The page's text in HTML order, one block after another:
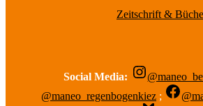
Zeitschrift &
Social Media:
@maneo_regenbogenkiez ;